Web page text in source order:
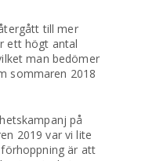
till mer
ett högt antal
man bedömer
sommaren 2018
på
2019 var vi lite
är att